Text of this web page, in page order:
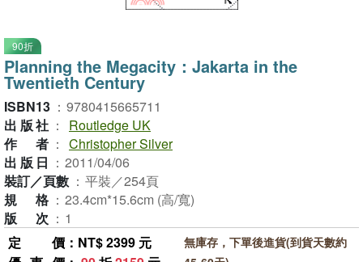
90折
Planning the Megacity：Jakarta in the
Twentieth Century
ISBN13 ： 9780415665711
出版社 ：
Routledge UK
作者 ： Christopher Silver
出版日 ： 2011/04/06
裝訂／頁數 ： 平裝／254頁
規格 ： 23.4cm*15.6cm (高/寬)
版次 ： 1
定價 ：NT$ 2399 元
無庫存，下單後進貨(到貨天數約